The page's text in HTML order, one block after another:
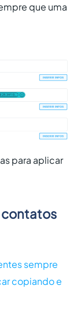
que uma
para aplicar
contatos
sempre
copiando e